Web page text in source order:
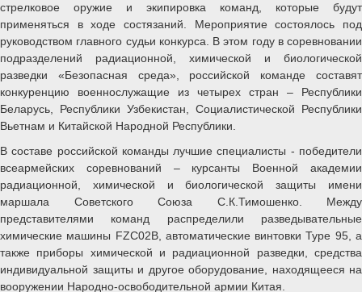
стрелковое оружие и экипировка команд, которые будут
применяться в ходе состязаний. Мероприятие состоялось под
руководством главного судьи конкурса. В этом году в соревновании
подразделений радиационной, химической и биологической
разведки «Безопасная среда», российской команде составят
конкуренцию военнослужащие из четырех стран – Республики
Беларусь, Республики Узбекистан, Социалистической Республики
Вьетнам и Китайской Народной Республики.
В составе российской команды лучшие специалисты - победители
всеармейских соревнований – курсанты Военной академии
радиационной, химической и биологической защиты имени
маршала Советского Союза С.К.Тимошенко. Между
представителями команд распределили разведывательные
химические машины FZC02B, автоматические винтовки Type 95, а
также приборы химической и радиационной разведки, средства
индивидуальной защиты и другое оборудование, находящееся на
вооружении Народно-освободительной армии Китая.